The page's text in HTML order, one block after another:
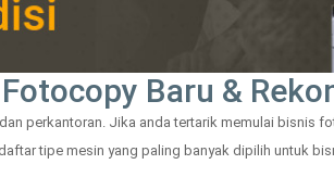
Baru &
perkantoran. Jika anda tertarik memulai bisnis
tipe mesin yang paling banyak dipilih untuk